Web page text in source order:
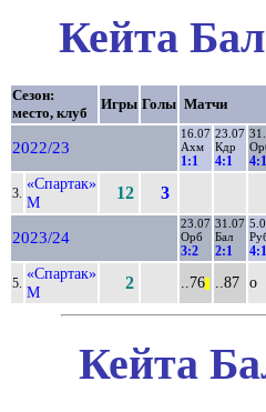
Кейта
Сезон:
место, клуб
Игры Голы Матчи
2022/23
16.07
Ахм
1:1
23.07
Кдр
4:1 4:1
3.
«Спартак»
М
12 3
2023/24
23.07
Орб
3:2
31.07
Бал
2:1 4:1
5.
«Спартак»
М
2 ..76 ..87 о
Кейта